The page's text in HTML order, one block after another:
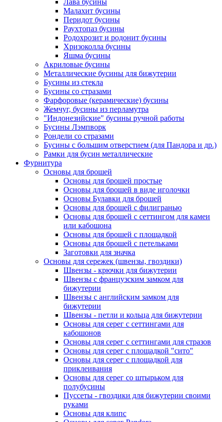
Лава бусины
Малахит бусины
Перидот бусины
Раухтопаз бусины
Родохрозит и родонит бусины
Хризоколла бусины
Яшма бусины
Акриловые бусины
Металлические бусины для бижутерии
Бусины из стекла
Бусины со стразами
Фарфоровые (керамические) бусины
Жемчуг, бусины из перламутра
"Индонезийские" бусины ручной работы
Бусины Лэмпворк
Рондели со стразами
Бусины с большим отверстием (для Пандора и др.)
Рамки для бусин металлические
Фурнитура
Основы для брошей
Основы для брошей простые
Основы для брошей в виде иголочки
Основы Булавки для брошей
Основы для брошей с филигранью
Основы для брошей с сеттингом для камеи
или кабошона
Основы для брошей с площадкой
Основы для брошей с петельками
Заготовки для значка
Основы для сережек (швензы, гвоздики)
Швензы - крючки для бижутерии
Швензы с французским замком для
бижутерии
Швензы с английским замком для
бижутерии
Швензы - петли и кольца для бижутерии
Основы для серег с сеттингами для
кабошонов
Основы для серег с сеттингами для стразов
Основы для серег с площадкой "сито"
Основы для серег с площадкой для
приклеивания
Основы для серег со штырьком для
полубусины
Пуссеты - гвоздики для бижутерии своими
руками
Основы для клипс